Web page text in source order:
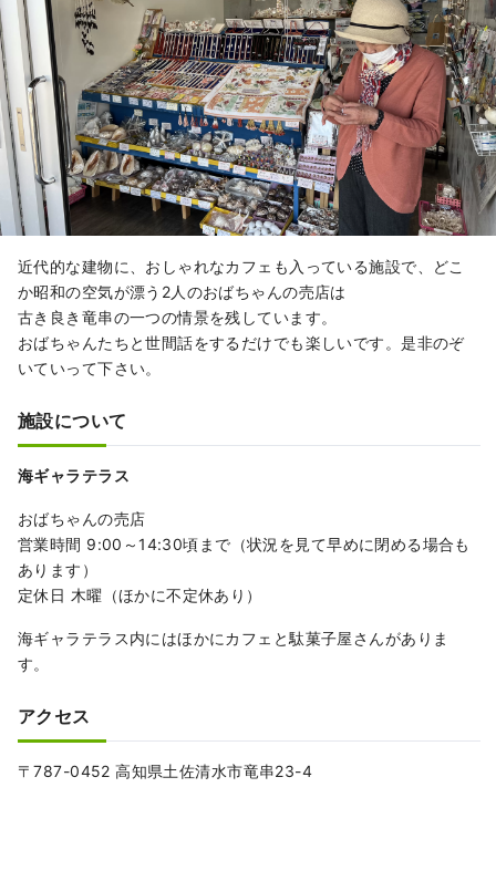
近代的な建物に、おしゃれなカフェも入っている施設で、どこ
か昭和の空気が漂う2人のおばちゃんの売店は
古き良き竜串の一つの情景を残しています。
おばちゃんたちと世間話をするだけでも楽しいです。是非のぞ
いていって下さい。
施設について
海ギャラテラス
おばちゃんの売店
営業時間 9:00～14:30頃まで（状況を見て早めに閉める場合も
あります）
定休日 木曜（ほかに不定休あり）
海ギャラテラス内にはほかにカフェと駄菓子屋さんがありま
す。
アクセス
〒787-0452 高知県土佐清水市竜串23-4